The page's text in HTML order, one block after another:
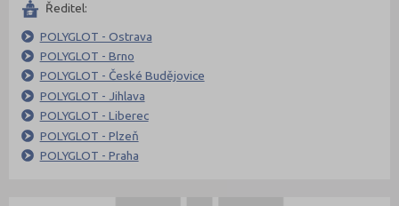
Ředitel:
POLYGLOT - Ostrava
POLYGLOT - Brno
POLYGLOT - České Budějovice
POLYGLOT - Jihlava
POLYGLOT - Liberec
POLYGLOT - Plzeň
POLYGLOT - Praha